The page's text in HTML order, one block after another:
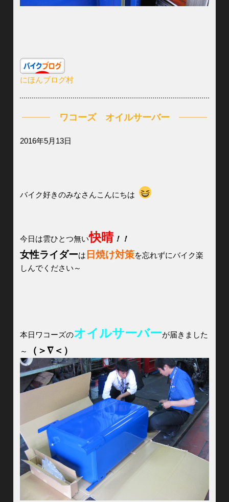
にほんブログ村
ワコーズ オイルサーバー
2016年5月13日
バイク好きのみなさんこんにちは
今日は雲ひとつ無い快晴！！
女性ライダーは 日焼け対策を忘れずにバイク楽
しんでください～
本日ワコーズのオイルサーバーが届きました
～
（＞∇＜）